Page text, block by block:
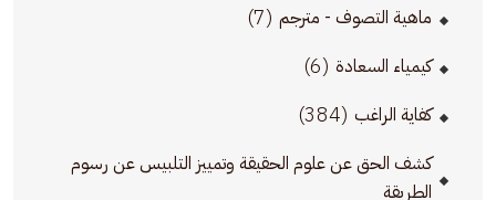
ماهية التصوف - مترجم (7)
كيمياء السعادة (6)
كفاية الراغب (384)
كشف الحق عن علوم الحقيقة وتمييز التلبيس عن رسوم
الطريقة